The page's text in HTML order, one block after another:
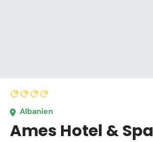
Albanien
Ames Hotel & Spa